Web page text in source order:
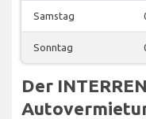
Samstag
Sonntag
Der